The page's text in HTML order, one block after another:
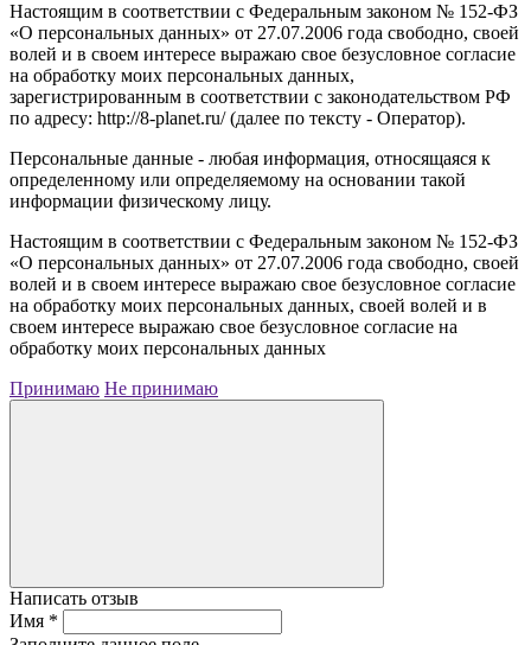
Настоящим в соответствии с Федеральным законом № 152-ФЗ
«О персональных данных» от 27.07.2006 года свободно, своей
волей и в своем интересе выражаю свое безусловное согласие
на обработку моих персональных данных,
зарегистрированным в соответствии с законодательством РФ
по адресу: http://8-planet.ru/ (далее по тексту - Оператор).
Персональные данные - любая информация, относящаяся к
определенному или определяемому на основании такой
информации физическому лицу.
Настоящим в соответствии с Федеральным законом № 152-ФЗ
«О персональных данных» от 27.07.2006 года свободно, своей
волей и в своем интересе выражаю свое безусловное согласие
на обработку моих персональных данных, своей волей и в
своем интересе выражаю свое безусловное согласие на
обработку моих персональных данных
Принимаю Не принимаю
Написать отзыв
Имя *